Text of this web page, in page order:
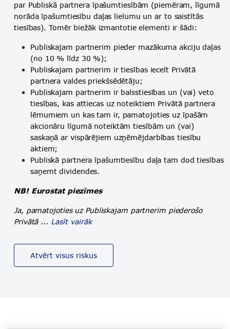
par Publiskā partnera īpašumtiesībām (piemēram, līgumā
norāda īpašumtiesību daļas lielumu un ar to saistītās
tiesības). Tomēr biežāk izmantotie elementi ir šādi:
Publiskajam partnerim pieder mazākuma akciju daļas
(no 10 % līdz 30 %);
Publiskajam partnerim ir tiesības iecelt Privātā
partnera valdes priekšsēdētāju;
Publiskajam partnerim ir balsstiesības un (vai) veto
tiesības, kas attiecas uz noteiktiem Privātā partnera
lēmumiem un kas tam ir, pamatojoties uz īpašām
akcionāru līgumā noteiktām tiesībām un (vai)
saskaņā ar vispārējiem uzņēmējdarbības tiesību
aktiem;
Publiskā partnera īpašumtiesību daļa tam dod tiesības
saņemt dividendes.
NB! Eurostat piezīmes
Ja, pamatojoties uz Publiskajam partnerim piederošo
Privātā ... Lasīt vairāk
Atvērt visus riskus